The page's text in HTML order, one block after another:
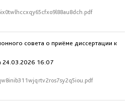
совета о приёме диссертации к
24.03.2026 16:07